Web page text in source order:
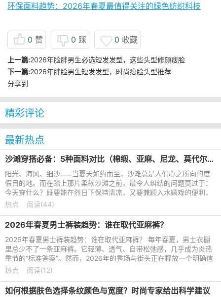
环保面料趋势：2026年春夏最值得关注的绿色纺织科技
0 赞 0 踩 0 收藏
上一篇:2026年脸胖男生必选短发发型，这些头型修颜瘦脸
下一篇:2026年胖脸男生短发发型，时尚瘦脸头型推荐
分享到
精彩评论
最新热点
沙滩穿搭必备：5种面料对比（棉缎、亚麻、尼龙、莫代尔、天丝）
阳光、海风、细沙……当夏天如约而至，沙滩总是人们心之所向的度
假目的地。而在踏上那片柔软沙滩之前，最令人纠结的问题莫过于：
今天穿什么？既要能在烈日下保持清凉，又要兼顾入水嬉戏的便利，
还要在镜头前留下自己
热点 阅读(44)
2026年春夏男士裤装趋势：谁在取代亚麻裤？
2026年春夏男士裤装趋势：谁在取代亚麻裤？ 每年春夏，男士衣橱
里总少不了一条亚麻裤。它轻薄、透气、自带松弛感，几乎成为炎热
季节的“标准答案”。然而，2026年的秀场与街头正在释放一个明确信
号：亚麻裤的统治地位
热点 阅读(12)
如何根据肤色选择条纹颜色与宽度？时尚专家给出科学建议